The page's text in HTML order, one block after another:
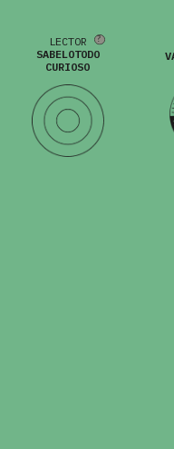
LECTOR
SABELOTODO
CURIOSO